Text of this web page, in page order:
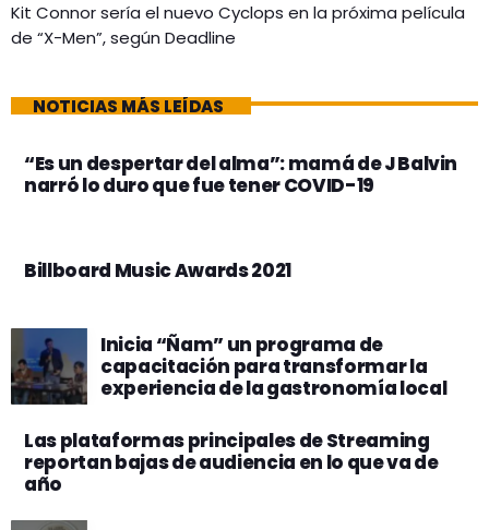
Kit Connor sería el nuevo Cyclops en la próxima película
de “X-Men”, según Deadline
NOTICIAS MÁS LEÍDAS
“Es un despertar del alma”: mamá de J Balvin
narró lo duro que fue tener COVID-19
Billboard Music Awards 2021
Inicia “Ñam” un programa de
capacitación para transformar la
experiencia de la gastronomía local
Las plataformas principales de Streaming
reportan bajas de audiencia en lo que va de
año